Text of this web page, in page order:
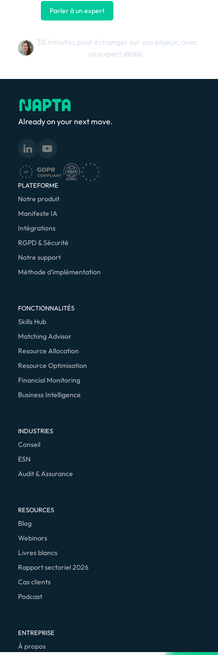
Parler à un expert
30 minutes pour échanger sur vos enjeux, avec
un expert dédié.
Already on your next move.
PLATEFORME
Notre produit
Manifeste IA
Intégrations
RGPD & Sécurité
Notre support
Méthode d’implémentation
FONCTIONNALITÉS
Skills Hub
Matching Advisor
Resource Allocation
Resource Optimisation
Financial Monitoring
Business Intelligence
INDUSTRIES
Conseil
ESN
Audit & Assurance
RESOURCES
Blog
Webinars
Livres blancs
Rapport sectoriel 2026
Cas clients
Podcast
ENTREPRISE
À propos